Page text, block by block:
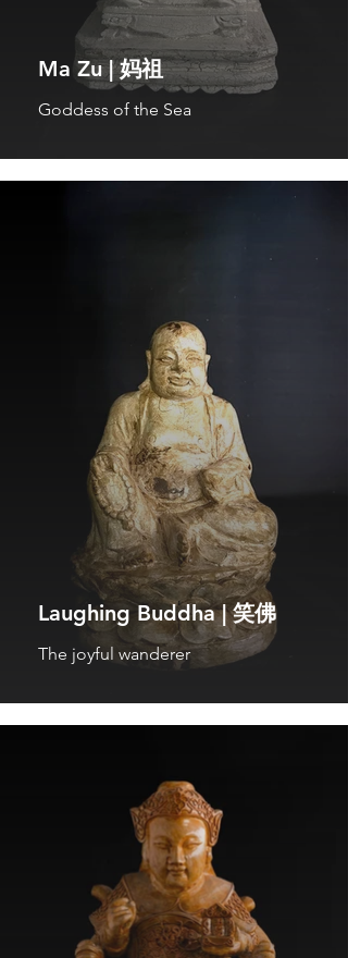
Ma Zu | 妈祖
Goddess of the Sea
Laughing Buddha | 笑佛
The joyful wanderer